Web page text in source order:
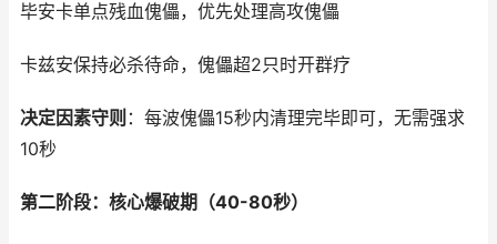
毕安卡单点残血傀儡，优先处理高攻傀儡
卡兹安保持必杀待命，傀儡超2只时开群疗
决定因素守则 ：每波傀儡15秒内清理完毕即可，无需强求
10秒
第二阶段：核心爆破期（40-80秒）